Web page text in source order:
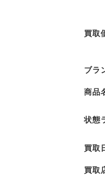
買取
ブラ
商品
状態
買取
買取